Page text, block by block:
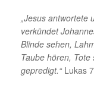
„Jesus antwortete
verkündet
Blinde sehen,
Taube hören,
gepredigt.“Lukas